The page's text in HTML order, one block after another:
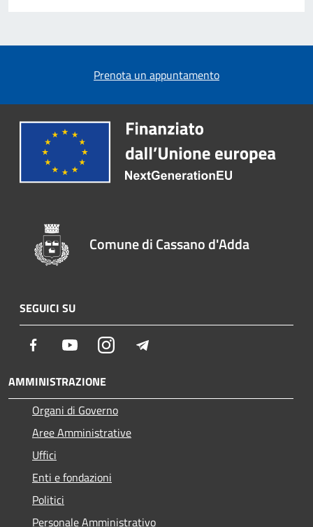
Prenota un appuntamento
Comune di Cassano d'Adda
SEGUICI SU
Facebook YoutubeInstagram
AMMINISTRAZIONE
Organi di Governo
Aree Amministrative
Uffici
Enti e fondazioni
Politici
Personale Amministrativo